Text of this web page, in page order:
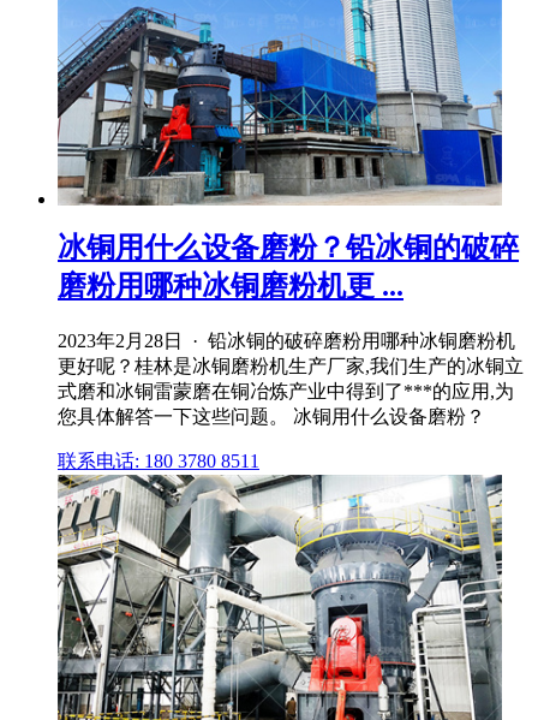
冰铜用什么设备磨粉？铅冰铜的破碎
磨粉用哪种冰铜磨粉机更 ...
2023年2月28日 · 铅冰铜的破碎磨粉用哪种冰铜磨粉机
更好呢？桂林是冰铜磨粉机生产厂家,我们生产的冰铜立
式磨和冰铜雷蒙磨在铜冶炼产业中得到了***的应用,为
您具体解答一下这些问题。 冰铜用什么设备磨粉？
联系电话: 180 3780 8511